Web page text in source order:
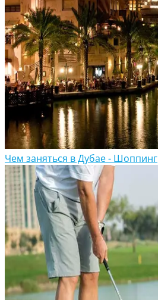
Чем заняться в Дубае - Шоппинг